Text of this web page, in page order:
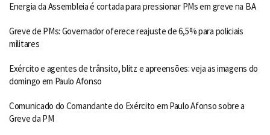
Energia da Assembleia é cortada para pressionar PMs em greve na BA
Greve de PMs: Governador oferece reajuste de 6,5% para policiais
militares
Exército e agentes de trânsito, blitz e apreensões: veja as imagens do
domingo em Paulo Afonso
Comunicado do Comandante do Exército em Paulo Afonso sobre a
Greve da PM